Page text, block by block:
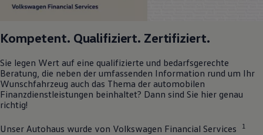
Kompetent. Qualifiziert. Zertifiziert.
Sie legen Wert auf eine qualifizierte und bedarfsgerechte
Beratung, die neben der umfassenden Information rund um Ihr
Wunschfahrzeug auch das Thema der automobilen
Finanzdienstleistungen beinhaltet? Dann sind Sie hier genau
richtig!
Unser Autohaus wurde von Volkswagen Financial Services 1